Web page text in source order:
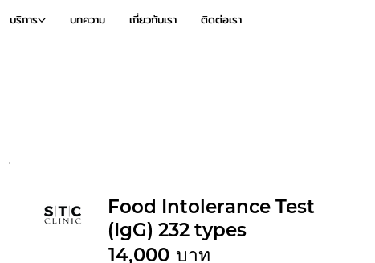
บริการ บทความ เกี่ยวกับเรา ติดต่อเรา
Food Intolerance Test
(IgG) 232 types
14,000 บาท